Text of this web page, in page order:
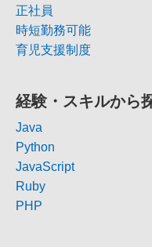
正社員
時短勤務可能
育児支援制度
経験・スキルから
Java
Python
JavaScript
Ruby
PHP